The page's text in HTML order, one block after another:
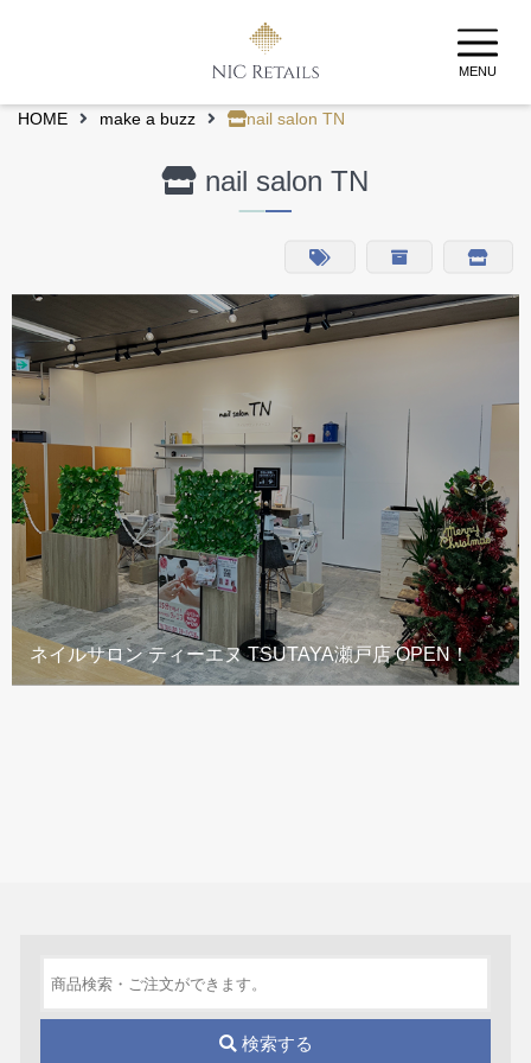
MENU
HOME make a buzz nail salon TN
nail salon TN
ネイルサロン ティーエヌ TSUTAYA瀬戸店 OPEN！
検索する